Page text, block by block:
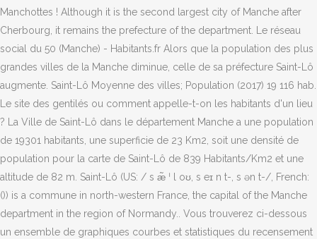
Manchottes ! Although it is the second largest city of Manche after
Cherbourg, it remains the prefecture of the department. Le réseau
social du 50 (Manche) - Habitants.fr Alors que la population des plus
grandes villes de la Manche diminue, celle de sa préfecture Saint-Lô
augmente. Saint-Lô Moyenne des villes; Population (2017) 19 116 hab.
Le site des gentilés ou comment appelle-t-on les habitants d'un lieu
? La Ville de Saint-Lô dans le département Manche a une population
de 19301 habitants, une superficie de 23 Km2, soit une densité de
population pour la carte de Saint-Lô de 839 Habitants/Km2 et une
altitude de 82 m. Saint-Lô (US: / s æ̃ ˈ l oʊ, s eɪ n t-, s ən t-/, French:
()) is a commune in north-western France, the capital of the Manche
department in the region of Normandy.. Vous trouverez ci-dessous
un ensemble de graphiques courbes et statistiques du recensement